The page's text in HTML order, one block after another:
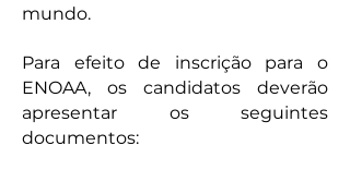
mundo.
Para efeito de inscrição para o
ENOAA, os candidatos deverão
apresentar os seguintes
documentos: